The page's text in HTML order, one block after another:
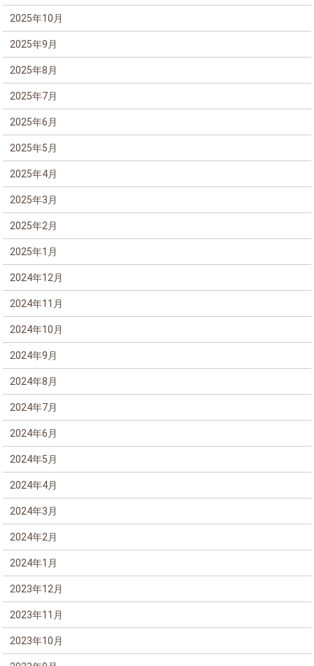
2025年10月
2025年9月
2025年8月
2025年7月
2025年6月
2025年5月
2025年4月
2025年3月
2025年2月
2025年1月
2024年12月
2024年11月
2024年10月
2024年9月
2024年8月
2024年7月
2024年6月
2024年5月
2024年4月
2024年3月
2024年2月
2024年1月
2023年12月
2023年11月
2023年10月